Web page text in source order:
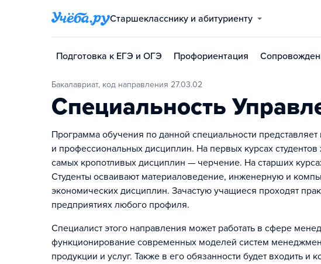
Старшекласснику и абитуриенту
Подготовка к ЕГЭ и ОГЭ Профориентация
Бакалавриат, код направления 27.03.02
Специальность
Программа обучения по данной специальности
и профессиональных дисциплин. На первых курсах
самых кропотливых дисциплин — черчение. На старших
Студенты осваивают материаловедение, инженерную и
экономических дисциплин. Зачастую учащиеся проходят
предприятиях любого профиля.
Специалист этого направления может работать в сфере
функционирование современных моделей систем
продукции и услуг. Также в его обязанности будет входить